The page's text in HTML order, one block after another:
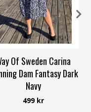
40/42 52/54 56/58
Of Sweden Carina
Dam Fantasy Dark
Navy
Way of Sweden
499 kr